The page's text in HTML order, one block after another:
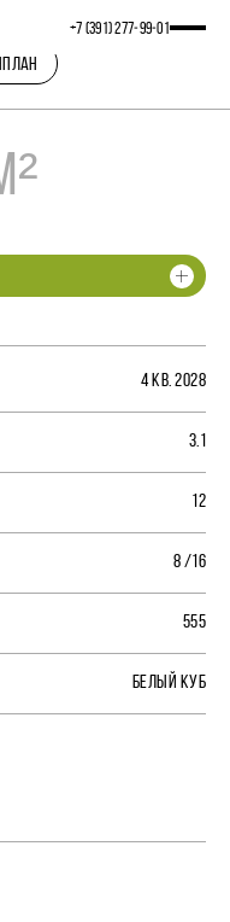
+7 (391) 277‒99‒01
4 КВ. 2028
3.1
12
8 /16
555
БЕЛЫЙ КУБ